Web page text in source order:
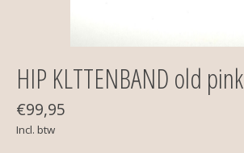
HIP KLTTENBAND old pink
€99,95
Incl. btw